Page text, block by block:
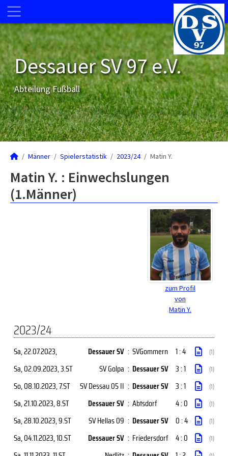
Dessauer SV 97 e.V.
Abteilung Fußball
Männer Spielerstatistik 2023/24 Matin Y.
Matin Y. : Einwechslungen
(1.Männer)
zum Profil
von
Matin Y.
2023/24
Sa, 22.07.2023, Dessauer SV : SVGommern 1 : 4 (1)
Sa, 02.09.2023, 3.ST SV Golpa : Dessauer SV 3 : 1 (1)
So, 08.10.2023, 7.ST SV Dessau 05 II : Dessauer SV 3 : 1 (1)
Sa, 21.10.2023, 8.ST Dessauer SV : Abtsdorf 4 : 0 (1)
Sa, 28.10.2023, 9.ST SV Hellas 09 : Dessauer SV 0 : 4 (1)
Sa, 04.11.2023, 10.ST Dessauer SV : Friedersdorf 4 : 0 (1)